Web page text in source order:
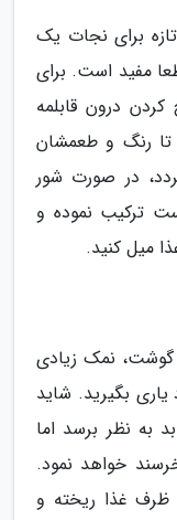
برای نجات یک
مفید است. برای
درون قابلمه
رنگ و طعمشان
در صورت شور
ترکیب نموده و
میل کنید.
گوشت، نمک زیادی
یاری بگیرید. شاید
به نظر برسد اما
خواهد نمود.
ظرف غذا ریخته و